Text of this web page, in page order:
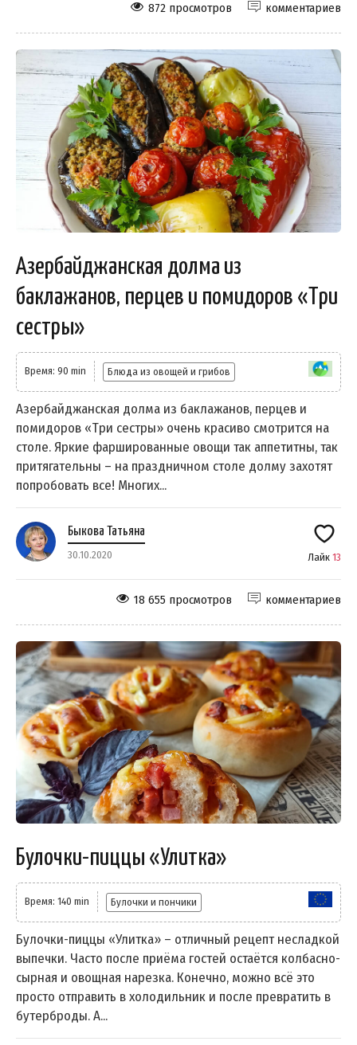
комментариев
872 просмотров
Азербайджанская долма из
баклажанов, перцев и помидоров «Три
сестры»
Время: 90 min Блюда из овощей и грибов
Азербайджанская долма из баклажанов, перцев и
помидоров «Три сестры» очень красиво смотрится на
столе. Яркие фаршированные овощи так аппетитны, так
притягательны – на праздничном столе долму захотят
попробовать все! Многих...
Быкова Татьяна
30.10.2020 Лайк 13
комментариев
18 655 просмотров
Булочки-пиццы «Улитка»
Время: 140 min Булочки и пончики
Булочки-пиццы «Улитка» – отличный рецепт несладкой
выпечки. Часто после приёма гостей остаётся колбасно-
сырная и овощная нарезка. Конечно, можно всё это
просто отправить в холодильник и после превратить в
бутерброды. А...